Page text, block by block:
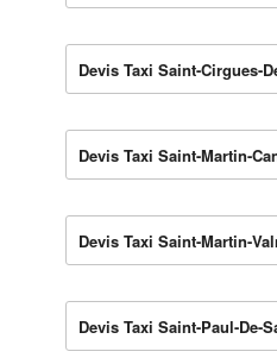
Devis Taxi Saint-Cirgues-
Devis Taxi Saint-Martin-
Devis Taxi Saint-Martin-
Devis Taxi Saint-Paul-De-